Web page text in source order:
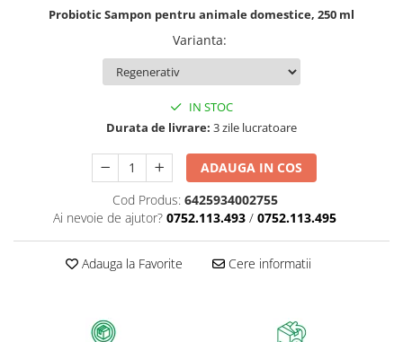
Bureti pentru vase si bucatarie
Absorbanti umiditate si
frigider/congelator
Saci si manusi menaj, folii
Mopuri,seturi cu mop si accesorii
Raclete si perii diverse suprafete
Probiotic Sampon pentru animale domestice, 250 ml
Varianta:
IN STOC
Durata de livrare: 3 zile lucratoare
ADAUGA IN COS
Cod Produs: 6425934002755
Ai nevoie de ajutor? 0752.113.493 / 0752.113.495
Adauga la Favorite Cere informatii